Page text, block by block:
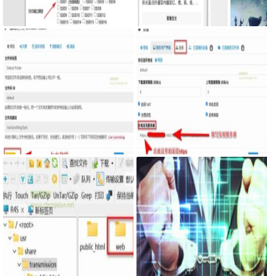
IPTV机顶盒有线连接改无线连接光
Google Chrome浏览器右侧边栏嵌
Syncthing在同一台设备上不同的
文件夹之间来实现文件夹的同步
利用Syncthing备份到云储存
服务器搭建syncthing客户端，自
己私有syncthing发现服务器和中
继服务器
最新固件里transmission页面提示
Couldn't find Transmission's web
网页添加密码访问JS代码